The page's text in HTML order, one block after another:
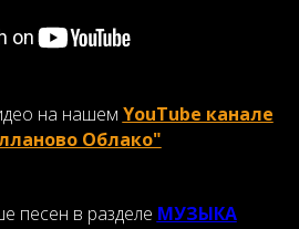
на нашем YouTube канале
Облако"
песен в разделе МУЗЫКА